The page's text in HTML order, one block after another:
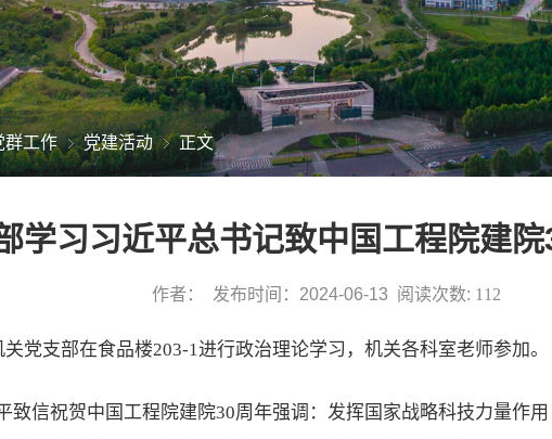
群工作 党建活动 正文
学习习近平总书记致中国工程院建
作者： 发布时间：2024-06-13 阅读次数: 112
党支部在食品楼203-1进行政治理论学习，机关各科室老师参加。
致信祝贺中国工程院建院30周年强调：发挥国家战略科技力量作